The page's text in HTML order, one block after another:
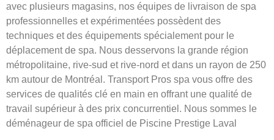
avec plusieurs magasins, nos équipes de livraison de spa
professionnelles et expérimentées possèdent des
techniques et des équipements spécialement pour le
déplacement de spa. Nous desservons la grande région
métropolitaine, rive-sud et rive-nord et dans un rayon de 250
km autour de Montréal. Transport Pros spa vous offre des
services de qualités clé en main en offrant une qualité de
travail supérieur à des prix concurrentiel. Nous sommes le
déménageur de spa officiel de Piscine Prestige Laval